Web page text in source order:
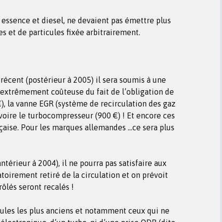
et diesel, ne devaient pas émettre plus
et de particules fixée arbitrairement.
(postérieur à 2005) il sera soumis à une
coûteuse du fait de l’obligation de
la vanne EGR (système de recirculation des gaz
le turbocompresseur (900 €) ! Et encore ces
Pour les marques allemandes …ce sera plus
à 2004), il ne pourra pas satisfaire aux
retiré de la circulation et on prévoit
seront recalés !
les plus anciens et notamment ceux qui ne